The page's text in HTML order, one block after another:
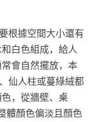
根據空間大小還有
白色組成，給人
會自然擺放，本
仙人柱或蔓綠絨都
，從牆壁、桌
體顏色偏淡且顏色